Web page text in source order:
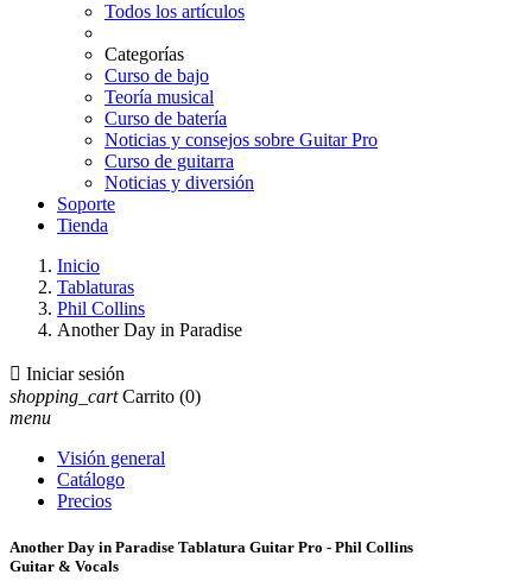
Todos los artículos
Categorías
Curso de bajo
Teoría musical
Curso de batería
Noticias y consejos sobre Guitar Pro
Curso de guitarra
Noticias y diversión
Soporte
Tienda
Inicio
Tablaturas
Phil Collins
Another Day in Paradise
 Iniciar sesión
shopping_cart Carrito (0)
menu
Visión general
Catálogo
Precios
Another Day in Paradise Tablatura Guitar Pro - Phil Collins
Guitar & Vocals